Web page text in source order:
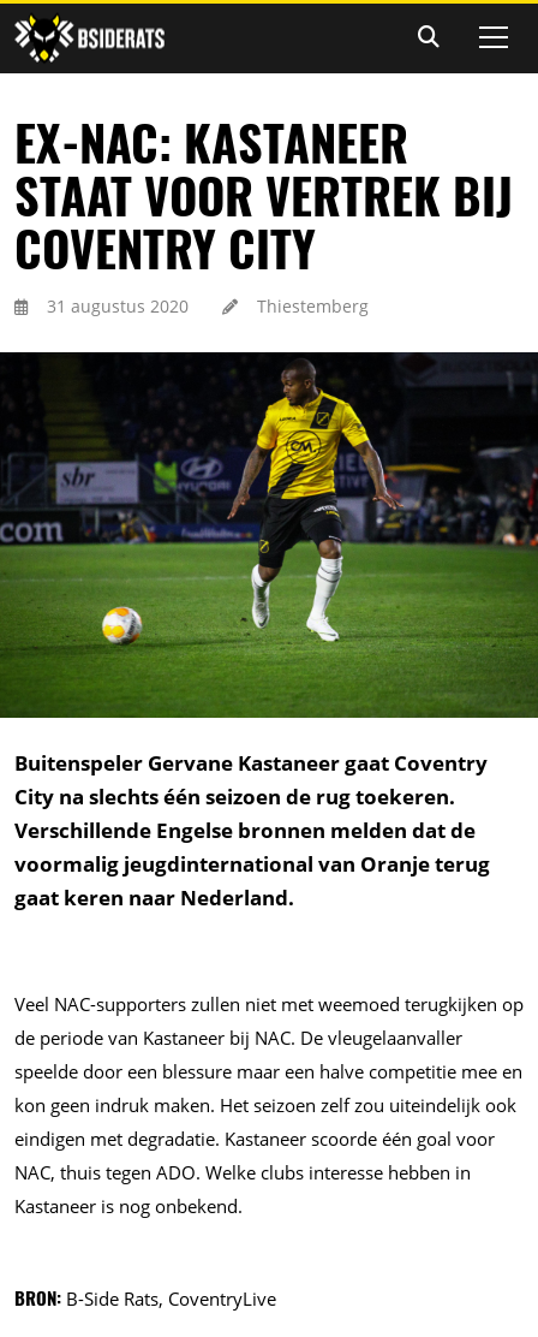
EX-NAC: KASTANEER
STAAT VOOR VERTREK BIJ
COVENTRY CITY
31 augustus 2020 Thiestemberg
Buitenspeler Gervane Kastaneer gaat Coventry
City na slechts één seizoen de rug toekeren.
Verschillende Engelse bronnen melden dat de
voormalig jeugdinternational van Oranje terug
gaat keren naar Nederland.
Veel NAC-supporters zullen niet met weemoed terugkijken op
de periode van Kastaneer bij NAC. De vleugelaanvaller
speelde door een blessure maar een halve competitie mee en
kon geen indruk maken. Het seizoen zelf zou uiteindelijk ook
eindigen met degradatie. Kastaneer scoorde één goal voor
NAC, thuis tegen ADO. Welke clubs interesse hebben in
Kastaneer is nog onbekend.
BRON: B-Side Rats, CoventryLive